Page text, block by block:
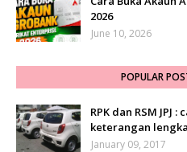
2026
June 10, 2026
POPULAR
RPK dan RSM JPJ
keterangan
January 09, 2017